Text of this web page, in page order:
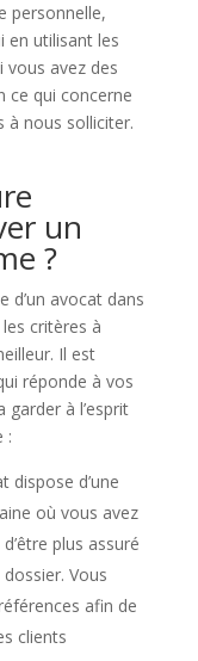
personnelle,
en utilisant les
vous avez des
ce qui concerne
à nous solliciter.
un
?
d’un avocat dans
critères à
Il est
réponde à vos
à l’esprit
:
dispose d’une
où vous avez
plus assuré
Vous
afin de
clients